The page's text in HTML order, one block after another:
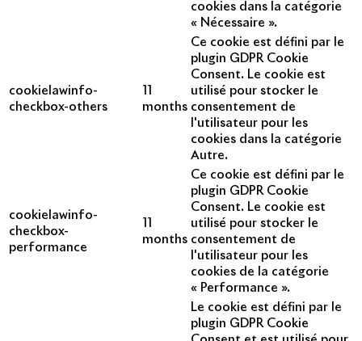
cookies dans la catégorie
« Nécessaire ».
cookielawinfo-
checkbox-others
months
Ce cookie est défini par le
plugin GDPR Cookie
Consent. Le cookie est
utilisé pour stocker le
consentement de
l'utilisateur pour les
cookies dans la catégorie
Autre.
cookielawinfo-
checkbox-
performance
months
Ce cookie est défini par le
plugin GDPR Cookie
Consent. Le cookie est
utilisé pour stocker le
consentement de
l'utilisateur pour les
cookies de la catégorie
« Performance ».
Le cookie est défini par le
plugin GDPR Cookie